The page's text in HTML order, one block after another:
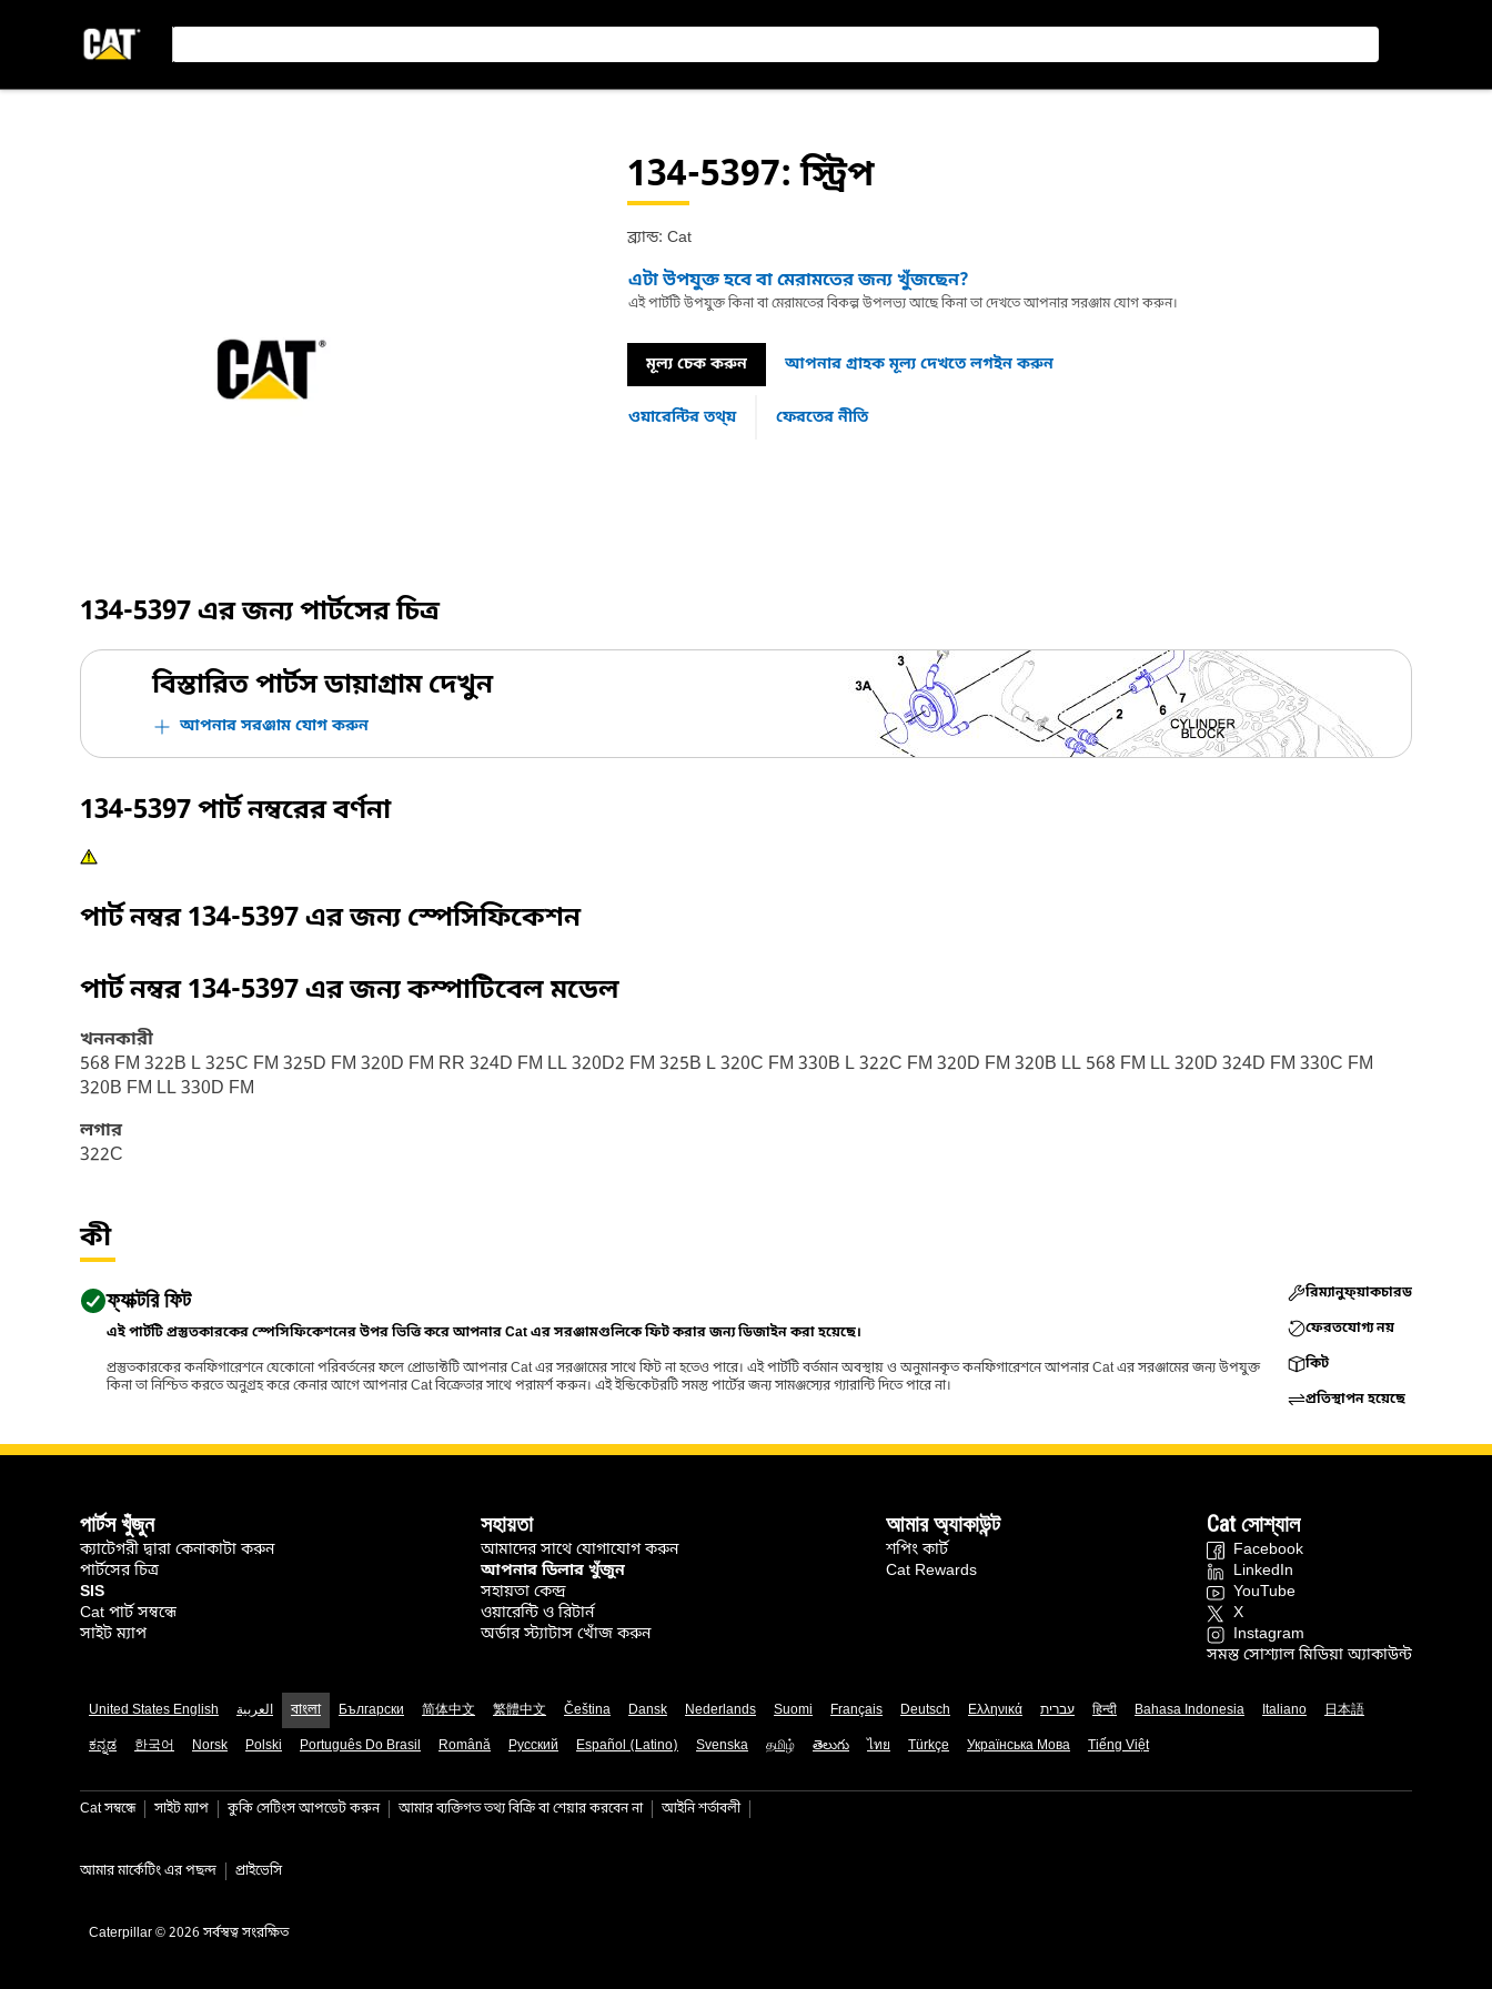
134-5397: স্ট্রিপ
ব্র্যান্ড: Cat
এটা উপযুক্ত হবে বা মেরামতের জন্য খুঁজছেন?
এই পার্টটি উপযুক্ত কিনা বা মেরামতের বিকল্প উপলভ্য আছে কিনা তা দেখতে আপনার সরঞ্জাম যোগ করুন।
মূল্য চেক করুন আপনার গ্রাহক মূল্য দেখতে লগইন করুন
ওয়ারেন্টির তথ্য় ফেরতের নীতি
134-5397এর জন্য পার্টসের চিত্র
বিস্তারিত পার্টস ডায়াগ্রাম দেখুন
আপনার সরঞ্জাম যোগ করুন
134-5397পার্ট নম্বরের বর্ণনা
পার্ট নম্বর134-5397এর জন্য স্পেসিফিকেশন
পার্ট নম্বর134-5397এর জন্য কম্পাটিবেল মডেল
খননকারী
568 FM 322B L 325C FM 325D FM 320D FM RR 324D FM LL 320D2 FM 325B L 320C FM 330B L 322C FM 320D FM 320B LL 568 FM LL 320D 324D FM 330C FM
320B FM LL 330D FM
লগার
322C
কী
ফ্যাক্টরি ফিট
এই পার্টটি প্রস্তুতকারকের স্পেসিফিকেশনের উপর ভিত্তি করে আপনার Cat এর সরঞ্জামগুলিকে ফিট করার জন্য ডিজাইন করা হয়েছে।
প্রস্তুতকারকের কনফিগারেশনে যেকোনো পরিবর্তনের ফলে প্রোডাক্টটি আপনার Cat এর সরঞ্জামের সাথে ফিট না হতেও পারে। এই পার্টটি বর্তমান অবস্থায় ও অনুমানকৃত কনফিগারেশনে আপনার Cat এর সরঞ্জামের জন্য উপযুক্ত
কিনা তা নিশ্চিত করতে অনুগ্রহ করে কেনার আগে আপনার Cat বিক্রেতার সাথে পরামর্শ করুন। এই ইন্ডিকেটরটি সমস্ত পার্টের জন্য সামঞ্জস্যের গ্যারান্টি দিতে পারে না।
রিম্যানুফ্য়াকচারড
ফেরতযোগ্য নয়
কিট
প্রতিস্থাপন হয়েছে
পার্টস খুঁজুন
ক্যাটেগরী দ্বারা কেনাকাটা করুন
পার্টসের চিত্র
SIS
Cat পার্ট সম্বন্ধে
সাইট ম্যাপ
সহায়তা
আমাদের সাথে যোগাযোগ করুন
আপনার ডিলার খুঁজুন
সহায়তা কেন্দ্র
ওয়ারেন্টি ও রিটার্ন
অর্ডার স্ট্যাটাস খোঁজ করুন
আমার অ্যাকাউন্ট
শপিং কার্ট
Cat Rewards
Cat সোশ্যাল
Facebook
LinkedIn
YouTube
X
Instagram
সমস্ত সোশ্যাল মিডিয়া অ্যাকাউন্ট
United States English العربية বাংলা Български 简体中文 繁體中文 Čeština Dansk Nederlands Suomi Français Deutsch Ελληνικά עברית हिन्दी Bahasa Indonesia Italiano
日本語
ಕನ್ನಡ
한국어 Norsk Polski Português Do Brasil Română Русский Español (Latino) Svenska தமிழ் తెలుగు ไทย Türkçe Українська Мова Tiếng Việt
Cat সম্বন্ধে সাইট ম্যাপ কুকি সেটিংস আপডেট করুন আমার ব্যক্তিগত তথ্য বিক্রি বা শেয়ার করবেন না আইনি শর্তাবলী
আমার মার্কেটিং এর পছন্দ প্রাইভেসি
Caterpillar © 2026 সর্বস্বত্ব সংরক্ষিত